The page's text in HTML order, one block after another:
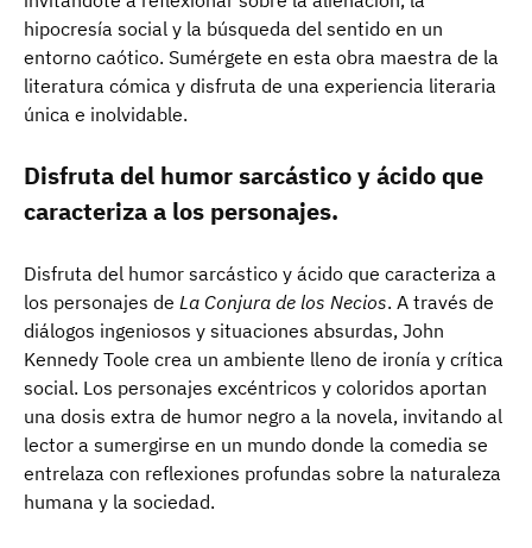
hipocresía social y la búsqueda del sentido en un
entorno caótico. Sumérgete en esta obra maestra de la
literatura cómica y disfruta de una experiencia literaria
única e inolvidable.
Disfruta del humor sarcástico y ácido que
caracteriza a los personajes.
Disfruta del humor sarcástico y ácido que caracteriza a
los personajes de La Conjura de los Necios. A través de
diálogos ingeniosos y situaciones absurdas, John
Kennedy Toole crea un ambiente lleno de ironía y crítica
social. Los personajes excéntricos y coloridos aportan
una dosis extra de humor negro a la novela, invitando al
lector a sumergirse en un mundo donde la comedia se
entrelaza con reflexiones profundas sobre la naturaleza
humana y la sociedad.